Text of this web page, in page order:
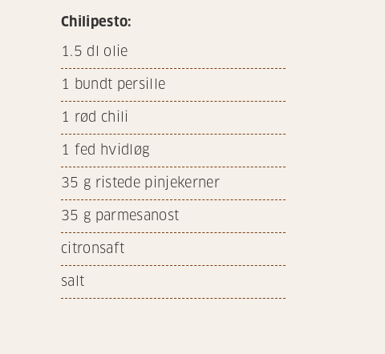
Chilipesto:
1.5 dl olie
1 bundt persille
1 rød chili
1 fed hvidløg
35 g ristede pinjekerner
35 g parmesanost
citronsaft
salt